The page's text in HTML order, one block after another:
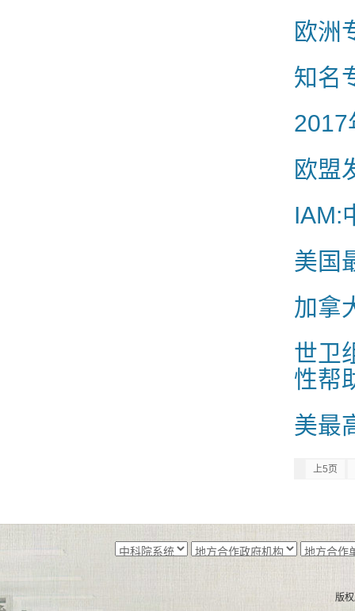
欧洲
知名
欧盟
IAM:
美国
加拿
世卫
性帮
美最
上5页
版